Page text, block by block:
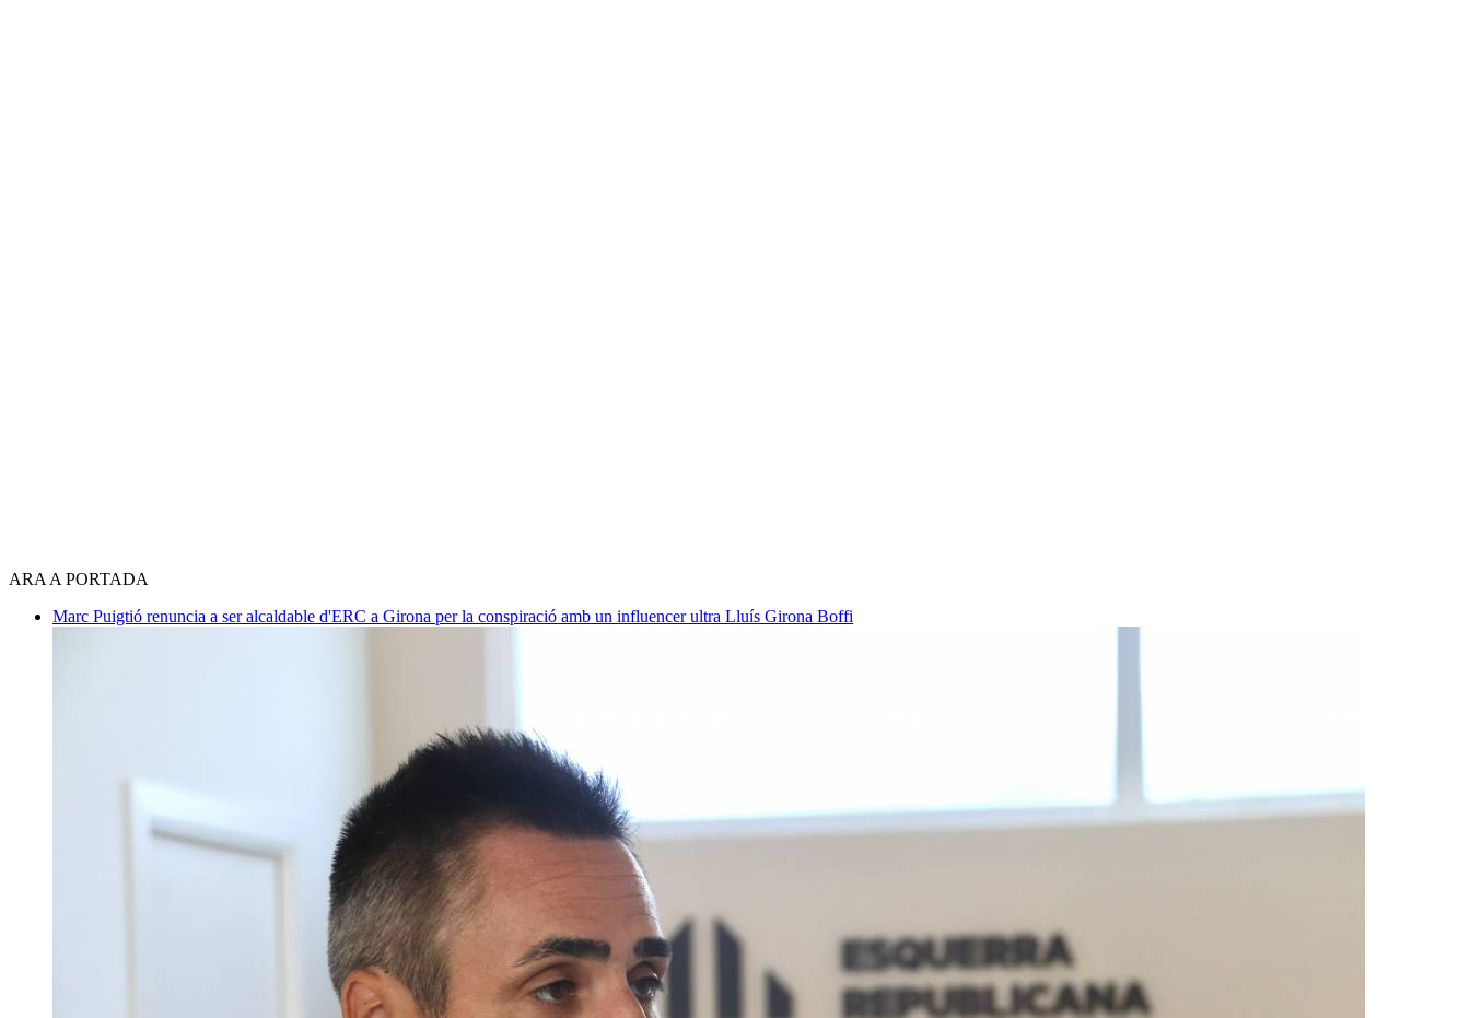
ARA A PORTADA
Marc Puigtió renuncia a ser alcaldable d'ERC a Girona per la conspiració amb un influencer ultra Lluís Girona Boffi